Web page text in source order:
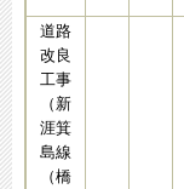
道路
改良
工事
（新
涯箕
島線
（橋